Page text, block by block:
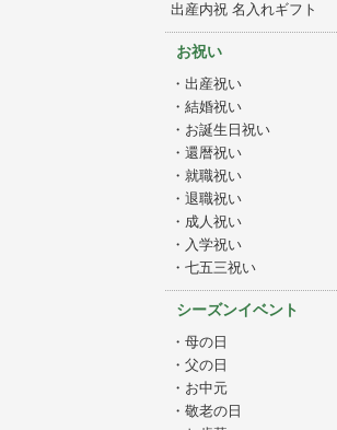
出産内祝 名入れギフト
お祝い
・出産祝い
・結婚祝い
・お誕生日祝い
・還暦祝い
・就職祝い
・退職祝い
・成人祝い
・入学祝い
・七五三祝い
シーズンイベント
・母の日
・父の日
・お中元
・敬老の日